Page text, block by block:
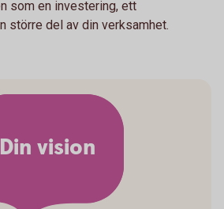
som en investering, ett
större del av din verksamhet.
Din vision